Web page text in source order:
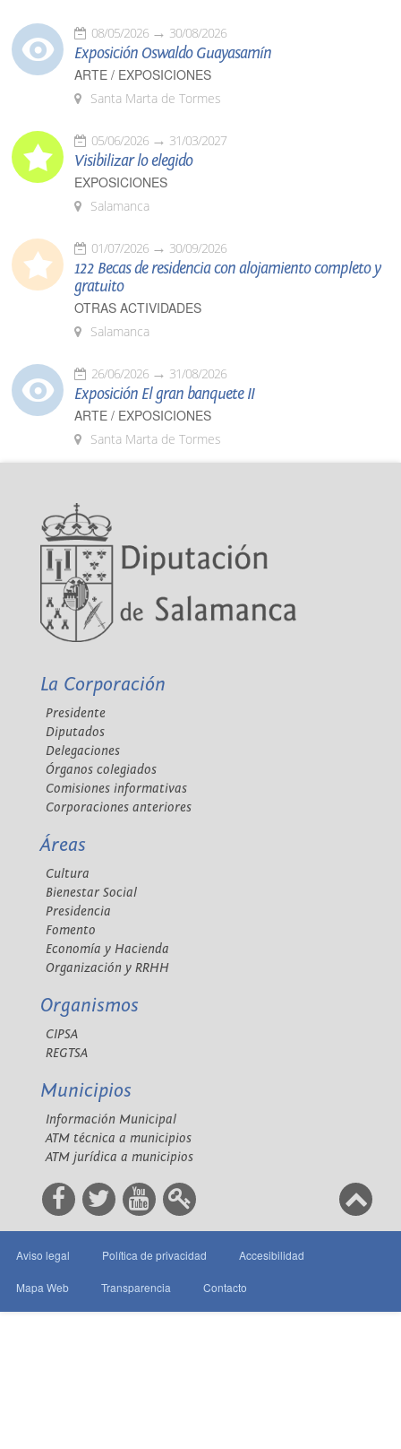
08/05/2026 30/08/2026
Exposición Oswaldo Guayasamín
ARTE / EXPOSICIONES
Santa Marta de Tormes
05/06/2026 31/03/2027
Visibilizar lo elegido
EXPOSICIONES
Salamanca
01/07/2026 30/09/2026
122 Becas de residencia con alojamiento completo y
gratuito
OTRAS ACTIVIDADES
Salamanca
26/06/2026 31/08/2026
Exposición El gran banquete II
ARTE / EXPOSICIONES
Santa Marta de Tormes
La Corporación
Presidente
Diputados
Delegaciones
Órganos colegiados
Comisiones informativas
Corporaciones anteriores
Áreas
Cultura
Bienestar Social
Presidencia
Fomento
Economía y Hacienda
Organización y RRHH
Organismos
CIPSA
REGTSA
Municipios
Información Municipal
ATM técnica a municipios
ATM jurídica a municipios
Aviso legal Política de privacidad Accesibilidad
Mapa Web Transparencia Contacto